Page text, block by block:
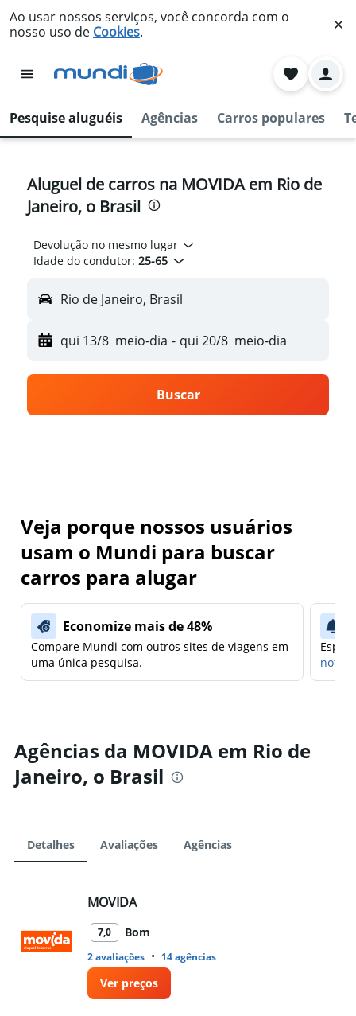
Ao usar nossos serviços, você concorda com o
nosso uso de Cookies.
Pesquise aluguéis Agências Carros populares
Aluguel de carros na MOVIDA em Rio de
Janeiro, o Brasil
Devolução no mesmo lugar
Idade do condutor: 25-65
Rio de Janeiro, Brasil
qui 13/8 meio-dia - qui 20/8 meio-dia
Buscar
Veja porque nossos usuários
usam o Mundi para buscar
carros para alugar
Economize mais de 48%
Compare Mundi com outros sites de viagens em
uma única pesquisa.
Agências da MOVIDA em Rio de
Janeiro, o Brasil
Detalhes Avaliações Agências
MOVIDA
7,0 Bom
2 avaliações • 14 agências
Ver preços